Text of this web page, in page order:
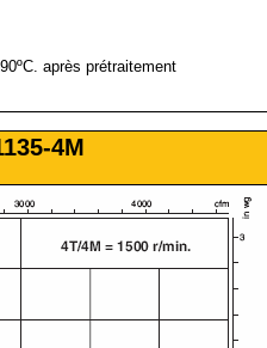
après prétraitement
4M